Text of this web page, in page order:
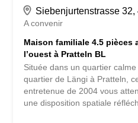
Siebenjurtenstrasse 32,
A convenir
Maison familiale 4.5 pièces
l’ouest à Pratteln BL
Située dans un quartier
quartier de Längi à Pratteln,
entretenue de 2004 vous
une disposition spatiale